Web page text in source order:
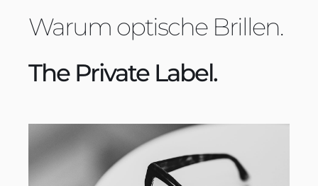
Warum optische Brillen.
The Private Label.